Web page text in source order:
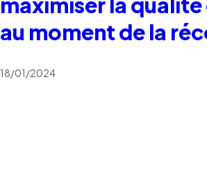
au moment de la
18/01/2024